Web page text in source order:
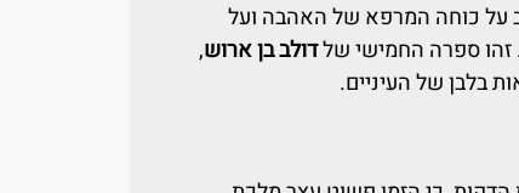
על כוחה המרפא של האהבה ועל
זהו ספרה החמישי שלדולב בן ארוש,
בלבן של העיניים.